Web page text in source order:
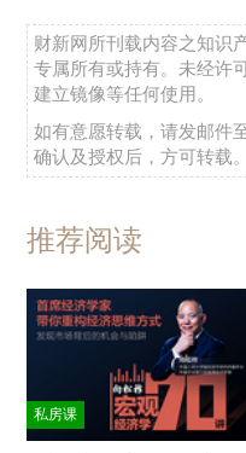
财新网所刊载内容之知识
专属所有或持有。未经许
建立镜像等任何使用。
如有意愿转载，请发邮件
确认及授权后，方可转载。
推荐阅读
私房课